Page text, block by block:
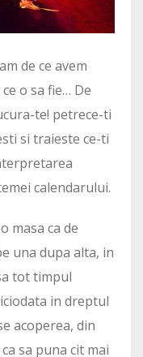
de ce avem
o sa fie… De
te! petrece-ti
si traieste ce-ti
calendarului.
masa ca de
una dupa alta, in
tot timpul
in dreptul
acoperea, din
sa puna cit mai